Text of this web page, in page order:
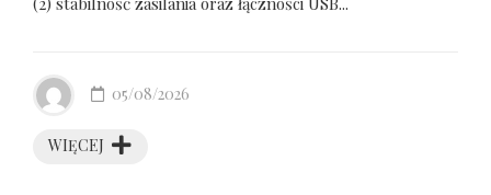
WIĘCEJ
05/08/2026